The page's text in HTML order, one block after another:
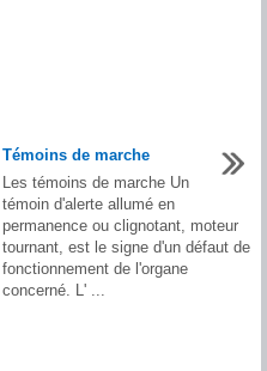
Témoins de marche
Les témoins de marche Un
témoin d'alerte allumé en
permanence ou clignotant, moteur
tournant, est le signe d'un défaut de
fonctionnement de l'organe
concerné. L' ...